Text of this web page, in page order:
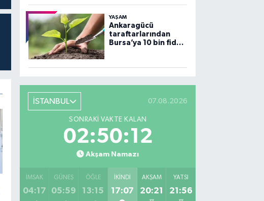
açıklama
YAŞAM
Ankaragücü
taraftarlarından
Bursa’ya 10 bin fidan
İSTANBUL 07.08.2026
SONRAKI VAKTE KALAN
02:50:11
Akşam Namazı
İMSAK
04:17
GÜNEŞ
05:59
ÖĞLE
13:15
İKINDI
17:07
AKŞAM
20:21
YATSI
21:56